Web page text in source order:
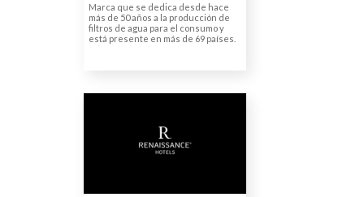
Marca que se dedica desde hace
más de 50 años a la producción de
filtros de agua para el consumo y
está presente en más de 69 países.
HOTELS MARRIOTT